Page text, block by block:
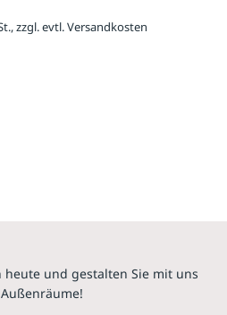
zzgl. evtl. Versandkosten
heute und gestalten Sie mit uns